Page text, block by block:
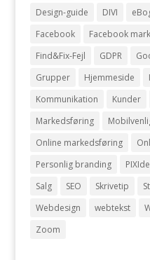
Design-guide
DIVI
Facebook
Facebook
Find&Fix-Fejl
GDPR
Grupper
Hjemmeside
Kommunikation
Kunder
Markedsføring
Online markedsføring
Personlig branding
Salg
SEO Skrivetip
Webdesign
webtekst
Zoom